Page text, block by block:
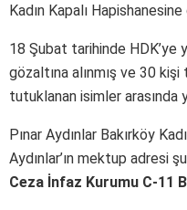
Kadın Kapalı
18 Şubat tarihinde HDK’ye
gözaltına alınmış ve 30 kişi
tutuklanan isimler arasında
Pınar Aydınlar Bakırköy
Aydınlar’ın mektup adresi
Ceza İnfaz Kurumu C-11